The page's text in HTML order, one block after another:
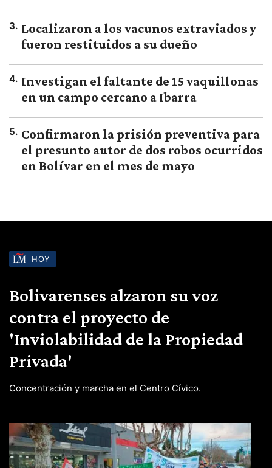
3. Localizaron a los vacunos extraviados y
fueron restituidos a su dueño
4. Investigan el faltante de 15 vaquillonas
en un campo cercano a Ibarra
5. Confirmaron la prisión preventiva para
el presunto autor de dos robos ocurridos
en Bolívar en el mes de mayo
HOY
Bolivarenses alzaron su voz
contra el proyecto de
'Inviolabilidad de la Propiedad
Privada'
Concentración y marcha en el Centro Cívico.